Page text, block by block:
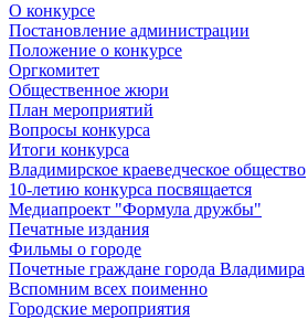
О конкурсе
Постановление администрации
Положение о конкурсе
Оргкомитет
Общественное жюри
План мероприятий
Вопросы конкурса
Итоги конкурса
Владимирское краеведческое общество
10-летию конкурса посвящается
Медиапроект "Формула дружбы"
Печатные издания
Фильмы о городе
Почетные граждане города Владимира
Вспомним всех поименно
Городские мероприятия